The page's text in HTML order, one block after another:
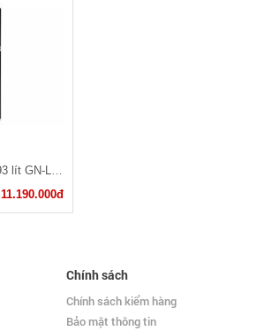
Tủ lạnh LG Inverter 393 lít GN-L422GB
11.190.000đ
Chính sách
Chính sách kiểm hàng
Bảo mật thông tin